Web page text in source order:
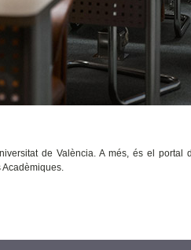
de València. A més, és el portal